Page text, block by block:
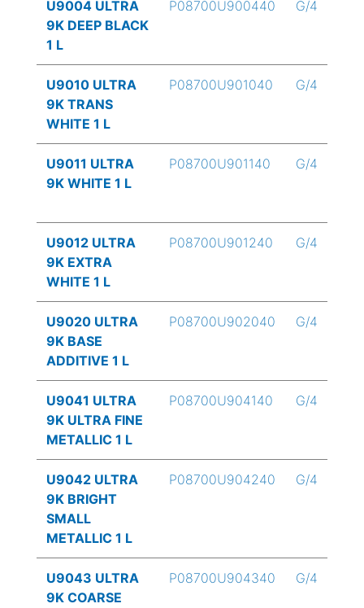
U9004 ULTRA
9K DEEP BLACK
1 L
P08700U900440 G/4
U9010 ULTRA
9K TRANS
WHITE 1 L
P08700U901040 G/4
U9011 ULTRA
9K WHITE 1 L
P08700U901140 G/4
U9012 ULTRA
9K EXTRA
WHITE 1 L
P08700U901240 G/4
U9020 ULTRA
9K BASE
ADDITIVE 1 L
P08700U902040 G/4
U9041 ULTRA
9K ULTRA FINE
METALLIC 1 L
P08700U904140 G/4
U9042 ULTRA
9K BRIGHT
SMALL
METALLIC 1 L
P08700U904240 G/4
U9043 ULTRA
9K COARSE
P08700U904340 G/4